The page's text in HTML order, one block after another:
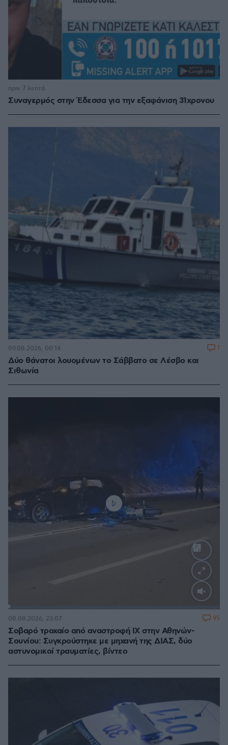
Συναγερμός στην Έδεσσα για την εξαφάνιση 31χρονου
πριν 7 λεπτά
Δύο θάνατοι λουομένων το Σάββατο σε Λέσβο και
Σιθωνία
09.08.2026, 00:14 1
Σοβαρό τροχαίο από αναστροφή ΙΧ στην Αθηνών-
Σουνίου: Συγκρούστηκε με μηχανή της ΔΙΑΣ, δύο
αστυνομικοί τραυματίες, βίντεο
08.08.2026, 23:07 95